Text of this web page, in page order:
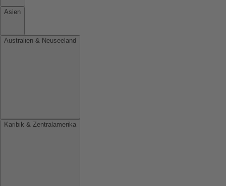
Asien
Australien & Neuseeland
Karibik & Zentralamerika